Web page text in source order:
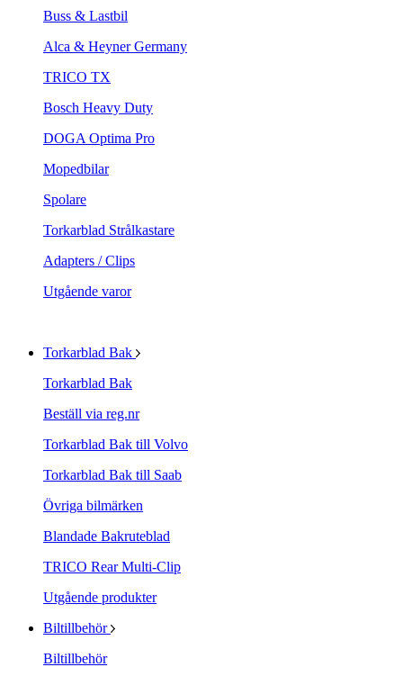
Buss & Lastbil
Alca & Heyner Germany
TRICO TX
Bosch Heavy Duty
DOGA Optima Pro
Mopedbilar
Spolare
Torkarblad Strålkastare
Adapters / Clips
Utgående varor
Torkarblad Bak
Torkarblad Bak
Beställ via reg.nr
Torkarblad Bak till Volvo
Torkarblad Bak till Saab
Övriga bilmärken
Blandade Bakruteblad
TRICO Rear Multi-Clip
Utgående produkter
Biltillbehör
Biltillbehör